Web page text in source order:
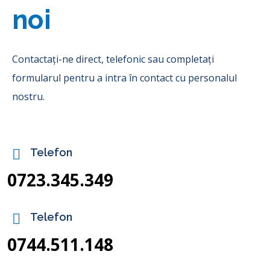
noi
Contactați-ne direct, telefonic sau completați
formularul pentru a intra în contact cu personalul
nostru.
Telefon
0723.345.349
Telefon
0744.511.148